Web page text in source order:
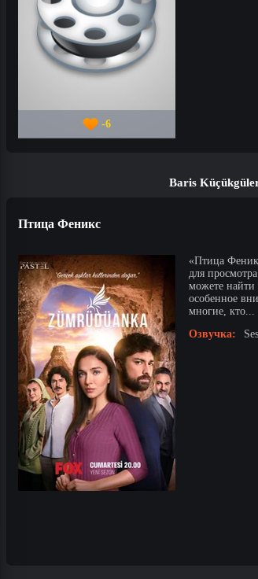
-6
Baris
Птица Феникс
«Птица
для
можете найти
особенное
многие, кто...
Озвучка: